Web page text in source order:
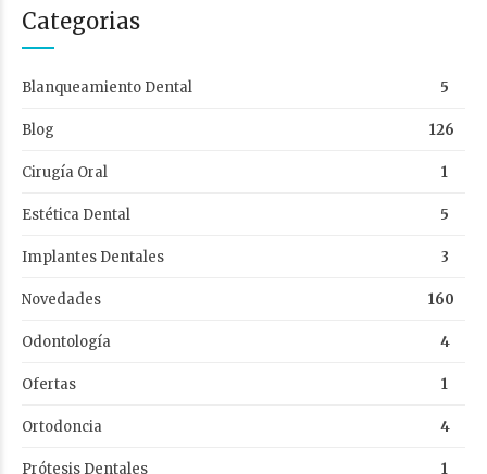
Categorias
Blanqueamiento Dental 5
Blog 126
Cirugía Oral 1
Estética Dental 5
Implantes Dentales 3
Novedades 160
Odontología 4
Ofertas 1
Ortodoncia 4
Prótesis Dentales 1